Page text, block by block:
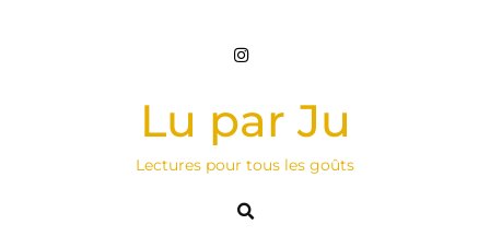
Lu par Ju
Lectures pour tous les goûts